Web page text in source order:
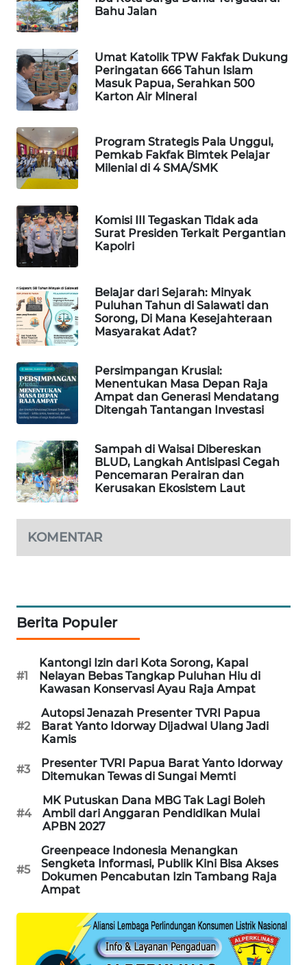
Bahu Jalan
Umat Katolik TPW Fakfak Dukung
Peringatan 666 Tahun Islam
Masuk Papua, Serahkan 500
Karton Air Mineral
Program Strategis Pala Unggul,
Pemkab Fakfak Bimtek Pelajar
Milenial di 4 SMA/SMK
Komisi III Tegaskan Tidak ada
Surat Presiden Terkait Pergantian
Kapolri
Belajar dari Sejarah: Minyak
Puluhan Tahun di Salawati dan
Sorong, Di Mana Kesejahteraan
Masyarakat Adat?
Persimpangan Krusial:
Menentukan Masa Depan Raja
Ampat dan Generasi Mendatang
Ditengah Tantangan Investasi
Sampah di Waisai Dibereskan
BLUD, Langkah Antisipasi Cegah
Pencemaran Perairan dan
Kerusakan Ekosistem Laut
KOMENTAR
Berita Populer
#1
Kantongi Izin dari Kota Sorong, Kapal
Nelayan Bebas Tangkap Puluhan Hiu di
Kawasan Konservasi Ayau Raja Ampat
#2
Autopsi Jenazah Presenter TVRI Papua
Barat Yanto Idorway Dijadwal Ulang Jadi
Kamis
#3
Presenter TVRI Papua Barat Yanto Idorway
Ditemukan Tewas di Sungai Memti
#4
MK Putuskan Dana MBG Tak Lagi Boleh
Ambil dari Anggaran Pendidikan Mulai
APBN 2027
#5
Greenpeace Indonesia Menangkan
Sengketa Informasi, Publik Kini Bisa Akses
Dokumen Pencabutan Izin Tambang Raja
Ampat
PORTAL
FORWAMKI
ALPERKLINAS
FORJASIDA
SITUNGIR
NEWS
SIDIKALANG
NEWS
SIBARAGAS
METRO
SIANTAR
NEWS
METRO
MEDAN
NEWS
METRO
JAKARTA
KARING
JURNAL
HUMBANG
NEWS
ID
ENERGI
NEWS